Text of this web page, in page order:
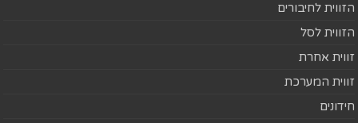
הזווית לחיבורים
הזווית לסל
זווית אחרת
זווית המערכת
חידונים